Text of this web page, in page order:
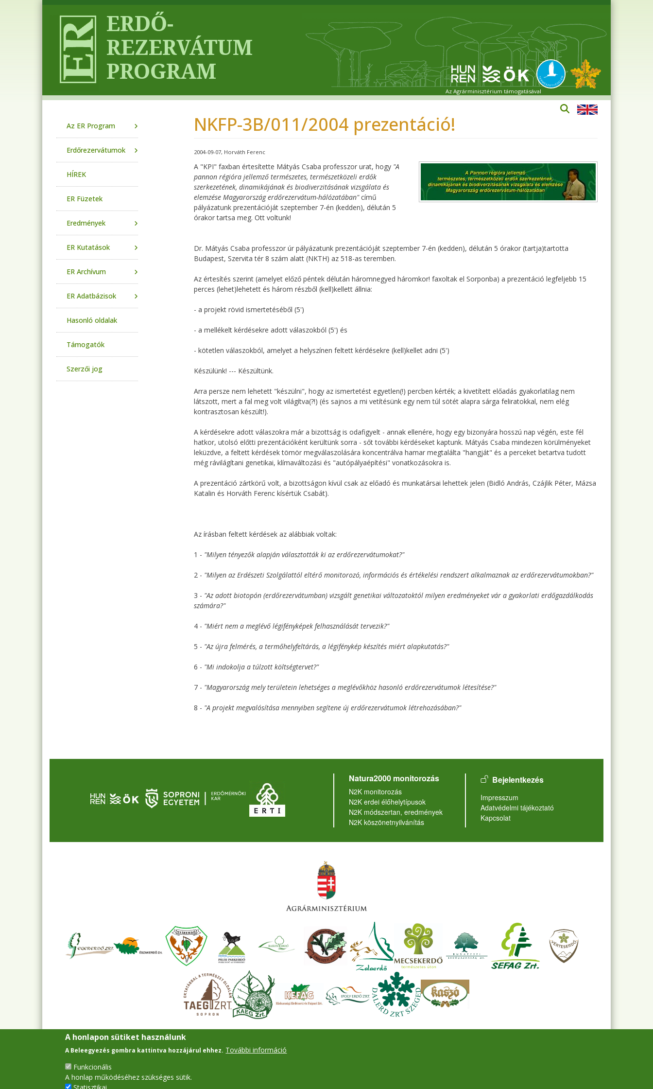
Az Agrárminisztérium támogatásával
NKFP-3B/011/2004 prezentáció!
2004-09-07 Horváth Ferenc
A "KPI" faxban értesítette Mátyás Csaba professzor urat, hogy "A
pannon régióra jellemző természetes, természetközeli erdők
szerkezetének, dinamikájának és biodiverzitásának vizsgálata és
elemzése Magyarország erdőrezervátum-hálózatában"című
pályázatunk prezentációját szeptember 7-én (kedden), délután 5
órakor tartsa meg. Ott voltunk!
Dr. Mátyás Csaba professzor úr pályázatunk prezentációját szeptember 7-én (kedden), délután 5 órakor (tartja)tartotta
Budapest, Szervita tér 8 szám alatt (NKTH) az 518-as teremben.
Az értesítés szerint (amelyet előző péntek délután háromnegyed háromkor! faxoltak el Sorponba) a prezentáció legfeljebb 15
perces (lehet)lehetett és három részből (kell)kellett állnia:
- a projekt rövid ismertetéséből (5')
- a mellékelt kérdésekre adott válaszokból (5') és
- kötetlen válaszokból, amelyet a helyszínen feltett kérdésekre (kell)kellet adni (5')
Készülünk! --- Készültünk.
Arra persze nem lehetett "készülni", hogy az ismertetést egyetlen(!) percben kérték; a kivetített előadás gyakorlatilag nem
látszott, mert a fal meg volt világítva(?!) (és sajnos a mi vetítésünk egy nem túl sötét alapra sárga feliratokkal, nem elég
kontrasztosan készült!).
A kérdésekre adott válaszokra már a bizottság is odafigyelt - annak ellenére, hogy egy bizonyára hosszú nap végén, este fél
hatkor, utolsó előtti prezentációként kerültünk sorra - sőt további kérdéseket kaptunk. Mátyás Csaba mindezen körülményeket
leküzdve, a feltett kérdések tömör megválaszolására koncentrálva hamar megtalálta "hangját" és a perceket betartva tudott
még rávilágítani genetikai, klímaváltozási és "autópályaépítési" vonatkozásokra is.
A prezentáció zártkörű volt, a bizottságon kívül csak az előadó és munkatársai lehettek jelen (Bidló András, Czájlik Péter, Mázsa
Katalin és Horváth Ferenc kísértük Csabát).
Az írásban feltett kérdések az alábbiak voltak:
1 - "Milyen tényezők alapján választották ki az erdőrezervátumokat?"
2 - "Milyen az Erdészeti Szolgálattól eltérő monitorozó, információs és értékelési rendszert alkalmaznak az erdőrezervátumokban?"
3 - "Az adott biotopón (erdőrezervátumban) vizsgált genetikai változatoktól milyen eredményeket vár a gyakorlati erdőgazdálkodás
számára?"
4 - "Miért nem a meglévő légifényképek felhasználását tervezik?"
5 - "Az újra felmérés, a termőhelyfeltárás, a légifénykép készítés miért alapkutatás?"
6 - "Mi indokolja a túlzott költségtervet?"
7 - "Magyarország mely területein lehetséges a meglévőkhöz hasonló erdőrezervátumok létesítése?"
8 - "A projekt megvalósítása mennyiben segítene új erdőrezervátumok létrehozásában?"
Az ER Program
Erdőrezervátumok
HÍREK
ER Füzetek
Eredmények
ER Kutatások
ER Archívum
ER Adatbázisok
Hasonló oldalak
Támogatók
Szerzői jog
Natura2000 monitorozás
N2K monitorozás
N2K erdei élőhelytípusok
N2K módszertan, eredmények
N2K köszönetnyilvánítás
User account menu
Bejelentkezés
Lábléc
Impresszum
Adatvédelmi tájékoztató
Kapcsolat
A honlapon sütiket használunk
A Beleegyezés gombra kattintva hozzájárul ehhez. További információ
Funkcionális
A honlap működéséhez szükséges sütik.